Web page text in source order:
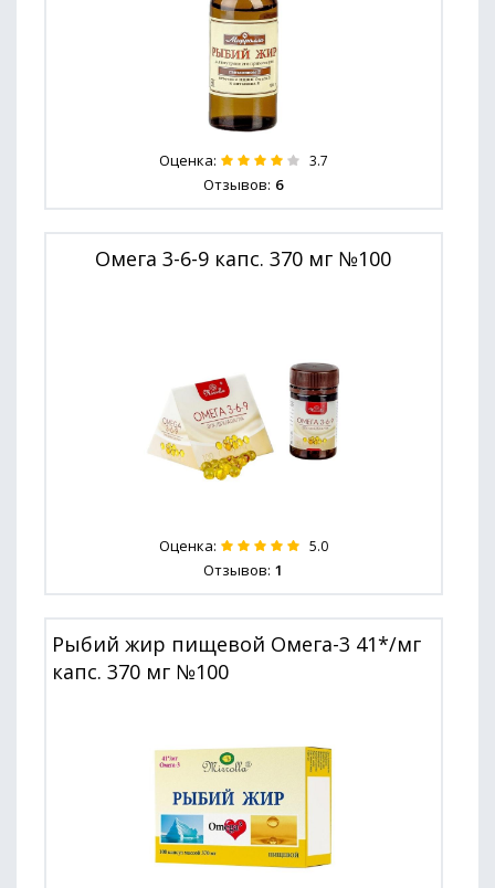
Оценка: 3.7
Отзывов: 6
Омега 3-6-9 капс. 370 мг №100
Оценка: 5.0
Отзывов: 1
Рыбий жир пищевой Омега-3 41*/мг
капс. 370 мг №100